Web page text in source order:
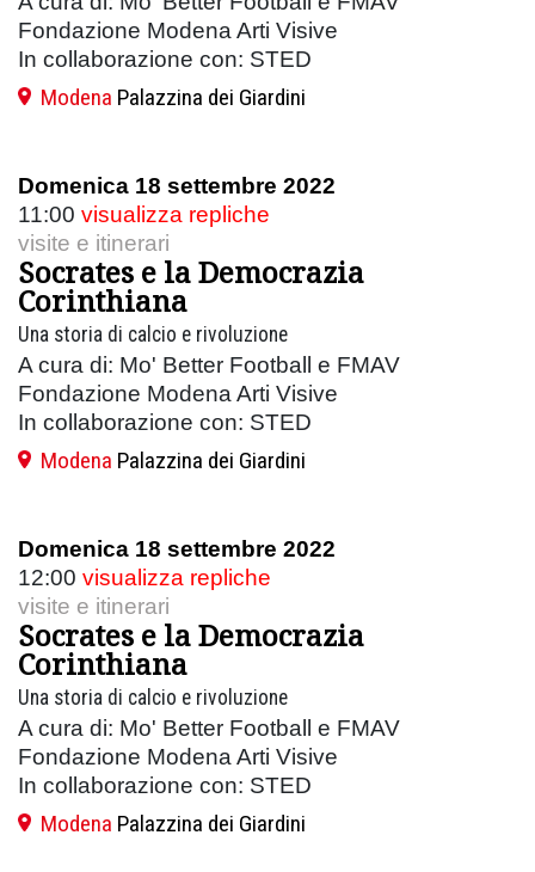
Fondazione Modena Arti Visive
In collaborazione con: STED
Modena Palazzina dei Giardini
Domenica 18 settembre 2022
11:00 visualizza repliche
visite e itinerari
Socrates e la Democrazia
Corinthiana
Una storia di calcio e rivoluzione
A cura di: Mo' Better Football e FMAV
Fondazione Modena Arti Visive
In collaborazione con: STED
Modena Palazzina dei Giardini
Domenica 18 settembre 2022
12:00 visualizza repliche
visite e itinerari
Socrates e la Democrazia
Corinthiana
Una storia di calcio e rivoluzione
A cura di: Mo' Better Football e FMAV
Fondazione Modena Arti Visive
In collaborazione con: STED
Modena Palazzina dei Giardini